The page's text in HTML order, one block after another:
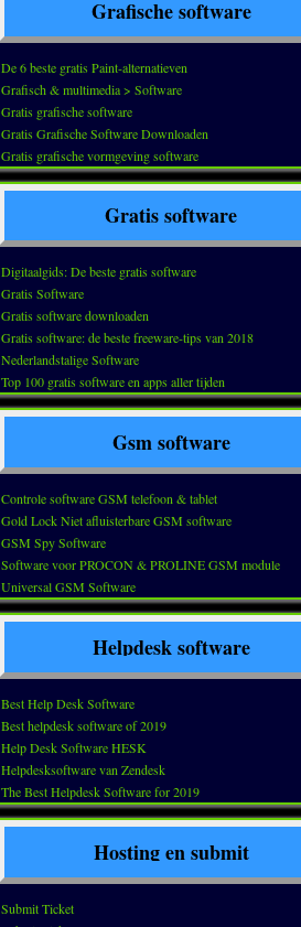
Grafische software
De 6 beste gratis Paint-alternatieven
Grafisch & multimedia > Software
Gratis grafische software
Gratis Grafische Software Downloaden
Gratis grafische vormgeving software
Gratis software
Digitaalgids: De beste gratis software
Gratis Software
Gratis software downloaden
Gratis software: de beste freeware-tips van 2018
Nederlandstalige Software
Top 100 gratis software en apps aller tijden
Gsm software
Controle software GSM telefoon & tablet
Gold Lock Niet afluisterbare GSM software
GSM Spy Software
Software voor PROCON & PROLINE GSM module
Universal GSM Software
Helpdesk software
Best Help Desk Software
Best helpdesk software of 2019
Help Desk Software HESK
Helpdesksoftware van Zendesk
The Best Helpdesk Software for 2019
Hosting en submit
Submit Ticket